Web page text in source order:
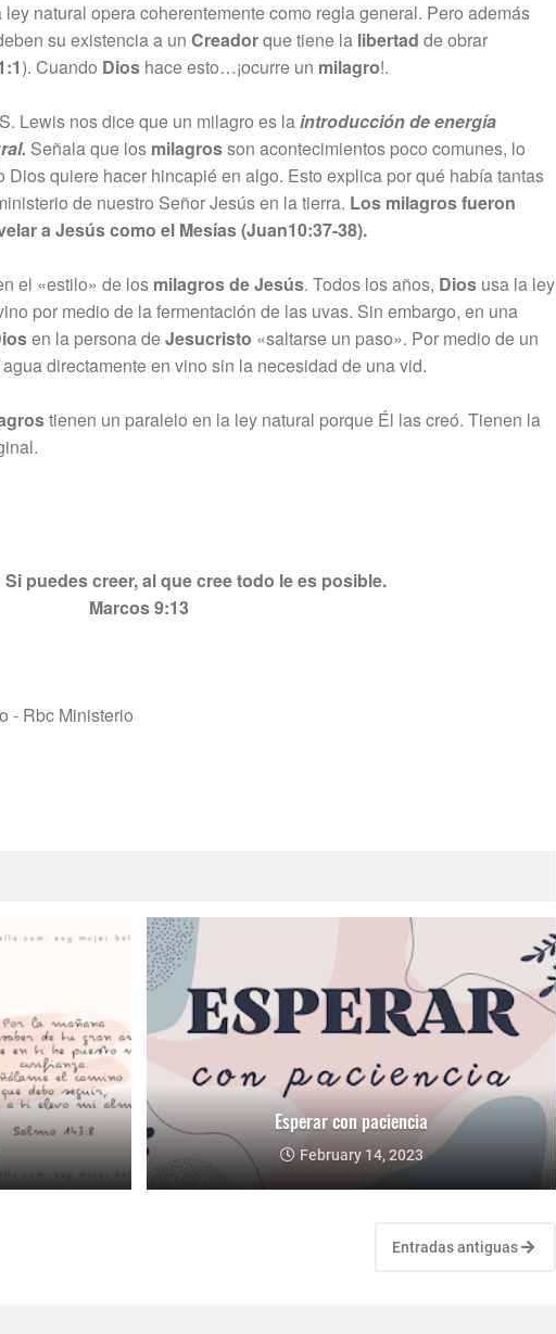
natural opera coherentemente como regla general. Pero además
su existencia a un Creadorque tiene la libertad de obrar
). Cuando Dios hace esto…¡ocurre un milagro!.
Lewis nos dice que un milagro es laintroducción de energía
Señala que los milagrosson acontecimientos poco comunes, lo
quiere hacer hincapié en algo. Esto explica por qué había tantas
de nuestro Señor Jesús en la tierra. Los milagros fueron
a Jesús como el Mesías (Juan10:37-38).
el «estilo» de los milagros de Jesús. Todos los años, Dios usa la ley
por medio de la fermentación de las uvas. Sin embargo, en una
en la persona deJesucristo «saltarse un paso». Por medio de un
directamente en vino sin la necesidad de una vid.
tienen un paralelo en la ley natural porque Él las creó. Tienen la
puedes creer, al que cree todo le es posible.
Marcos 9:13
- Rbc Ministerio
Esperar con paciencia
February 14, 2023
Entradas antiguas